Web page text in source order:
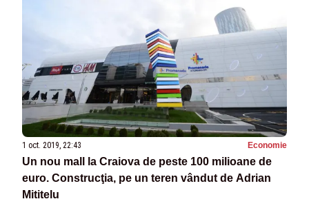
1 oct. 2019, 22:43 Economie
Un nou mall la Craiova de peste 100 milioane de
euro. Construcţia, pe un teren vândut de Adrian
Mititelu